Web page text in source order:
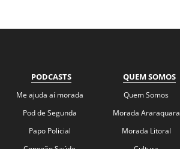
PODCASTS
Me ajuda aí morada
Pod de Segunda
Papo Policial
QUEM SOMOS
Quem Somos
Morada Araraquara
Morada Litoral